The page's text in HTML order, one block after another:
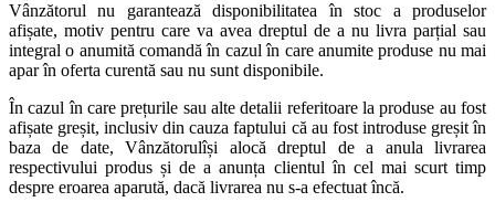
Vânzătorul nu garantează disponibilitatea în stoc a produselor
afișate, motiv pentru care va avea dreptul de a nu livra parțial sau
integral o anumită comandă în cazul în care anumite produse nu mai
apar în oferta curentă sau nu sunt disponibile.
În cazul în care prețurile sau alte detalii referitoare la produse au fost
afișate greșit, inclusiv din cauza faptului că au fost introduse greșit în
baza de date, Vânzătorulîși alocă dreptul de a anula livrarea
respectivului produs și de a anunța clientul în cel mai scurt timp
despre eroarea aparută, dacă livrarea nu s-a efectuat încă.